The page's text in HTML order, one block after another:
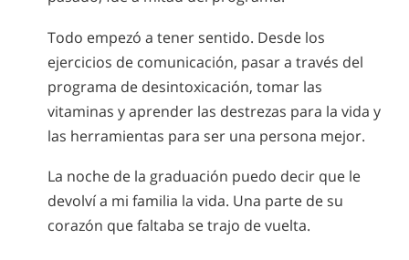
Todo empezó a tener sentido. Desde los
ejercicios de comunicación, pasar a través del
programa de desintoxicación, tomar las
vitaminas y aprender las destrezas para la vida y
las herramientas para ser una persona mejor.
La noche de la graduación puedo decir que le
devolví a mi familia la vida. Una parte de su
corazón que faltaba se trajo de vuelta.